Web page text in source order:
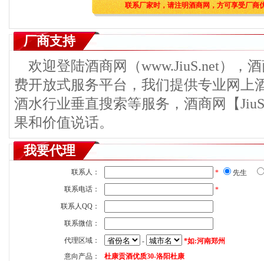
联系厂家时，请注明酒商网，方可享受厂商
厂商支持
欢迎登陆酒商网（www.JiuS.net），
费开放式服务平台，我们提供专业网上
酒水行业垂直搜索等服务，酒商网【
果和价值说话。
我要代理
联系人： *
先生
联系电话：
*
联系人QQ：
联系微信：
代理区域： -
*如:河南郑州
意向产品：
杜康贡酒优质30-洛阳杜康